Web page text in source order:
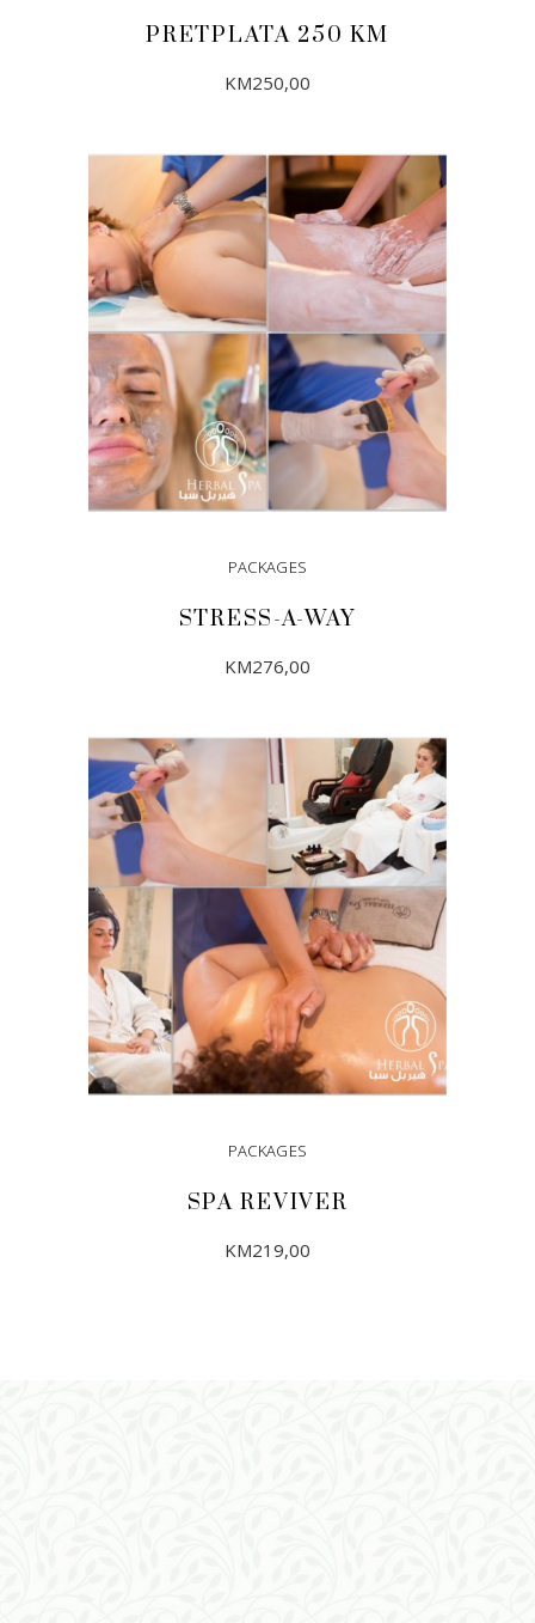
PRETPLATA 250 KM
KM250,00
DODAJ U KORPU
PACKAGES
STRESS-A-WAY
KM276,00
DODAJ U KORPU
PACKAGES
SPA REVIVER
KM219,00